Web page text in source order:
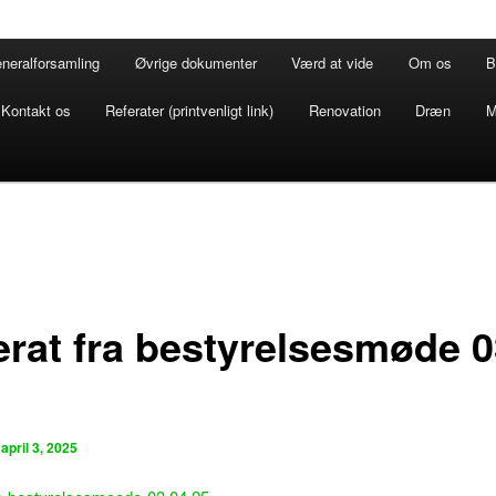
Øvrige dokumenter Værd at vide Om os
Kontakt os Referater (printvenligt link) Renovation Dræn
fra bestyrelsesmøde
april 3, 2025